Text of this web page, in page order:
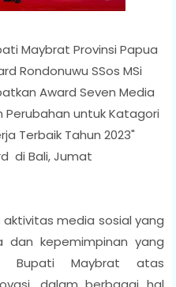
Maybrat Provinsi Papua
Rondonuwu SSos MSi
Award Seven Media
untuk Katagori
Terbaik Tahun 2023"
di Bali, Jumat
media sosial yang
kepemimpinan yang
Bupati Maybrat atas